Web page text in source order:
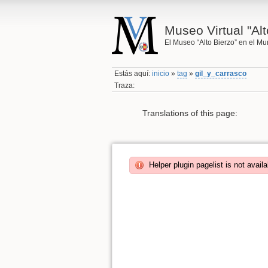
Museo Virtual
El Museo “Alto Bierzo” en el
Estás aquí:inicio »tag »gil_y_carrasco
Traza:
Translations of this page:
Helper plugin pagelist is not